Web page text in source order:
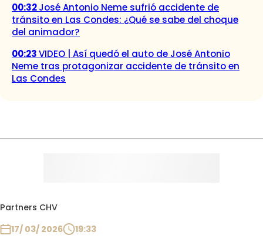
00:32José Antonio Neme sufrió accidente de
tránsito en Las Condes: ¿Qué se sabe del choque
del animador?
00:23VIDEO | Así quedó el auto de José Antonio
Neme tras protagonizar accidente de tránsito en
Las Condes
Partners CHV
17/ 03/ 2026
19:33